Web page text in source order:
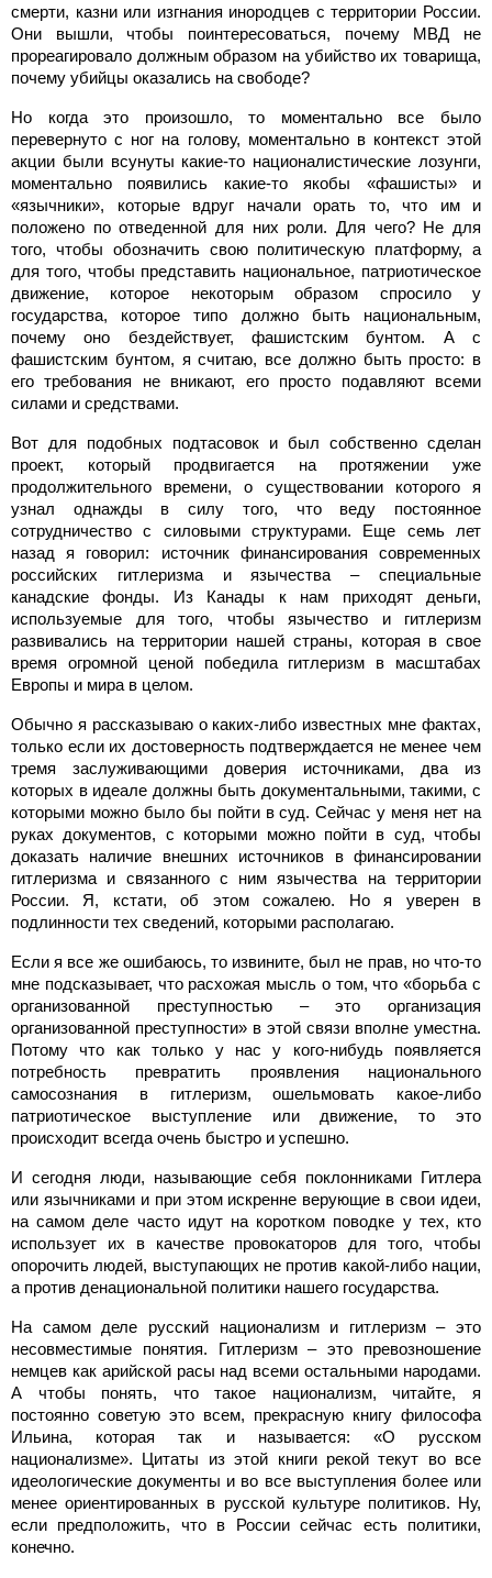
смерти, казни или изгнания инородцев с территории России.
Они вышли, чтобы поинтересоваться, почему МВД не
прореагировало должным образом на убийство их товарища,
почему убийцы оказались на свободе?
Но когда это произошло, то моментально все было
перевернуто с ног на голову, моментально в контекст этой
акции были всунуты какие-то националистические лозунги,
моментально появились какие-то якобы «фашисты» и
«язычники», которые вдруг начали орать то, что им и
положено по отведенной для них роли. Для чего? Не для
того, чтобы обозначить свою политическую платформу, а
для того, чтобы представить национальное, патриотическое
движение, которое некоторым образом спросило у
государства, которое типо должно быть национальным,
почему оно бездействует, фашистским бунтом. А с
фашистским бунтом, я считаю, все должно быть просто: в
его требования не вникают, его просто подавляют всеми
силами и средствами.
Вот для подобных подтасовок и был собственно сделан
проект, который продвигается на протяжении уже
продолжительного времени, о существовании которого я
узнал однажды в силу того, что веду постоянное
сотрудничество с силовыми структурами. Еще семь лет
назад я говорил: источник финансирования современных
российских гитлеризма и язычества – специальные
канадские фонды. Из Канады к нам приходят деньги,
используемые для того, чтобы язычество и гитлеризм
развивались на территории нашей страны, которая в свое
время огромной ценой победила гитлеризм в масштабах
Европы и мира в целом.
Обычно я рассказываю о каких-либо известных мне фактах,
только если их достоверность подтверждается не менее чем
тремя заслуживающими доверия источниками, два из
которых в идеале должны быть документальными, такими, с
которыми можно было бы пойти в суд. Сейчас у меня нет на
руках документов, с которыми можно пойти в суд, чтобы
доказать наличие внешних источников в финансировании
гитлеризма и связанного с ним язычества на территории
России. Я, кстати, об этом сожалею. Но я уверен в
подлинности тех сведений, которыми располагаю.
Если я все же ошибаюсь, то извините, был не прав, но что-то
мне подсказывает, что расхожая мысль о том, что «борьба с
организованной преступностью – это организация
организованной преступности» в этой связи вполне уместна.
Потому что как только у нас у кого-нибудь появляется
потребность превратить проявления национального
самосознания в гитлеризм, ошельмовать какое-либо
патриотическое выступление или движение, то это
происходит всегда очень быстро и успешно.
И сегодня люди, называющие себя поклонниками Гитлера
или язычниками и при этом искренне верующие в свои идеи,
на самом деле часто идут на коротком поводке у тех, кто
использует их в качестве провокаторов для того, чтобы
опорочить людей, выступающих не против какой-либо нации,
а против денациональной политики нашего государства.
На самом деле русский национализм и гитлеризм – это
несовместимые понятия. Гитлеризм – это превозношение
немцев как арийской расы над всеми остальными народами.
А чтобы понять, что такое национализм, читайте, я
постоянно советую это всем, прекрасную книгу философа
Ильина, которая так и называется: «О русском
национализме». Цитаты из этой книги рекой текут во все
идеологические документы и во все выступления более или
менее ориентированных в русской культуре политиков. Ну,
если предположить, что в России сейчас есть политики,
конечно.